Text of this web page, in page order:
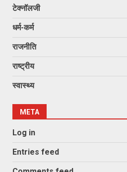
टेक्नॉलजी
धर्म-कर्म
राजनीति
राष्ट्रीय
स्वास्थ्य
META
Log in
Entries feed